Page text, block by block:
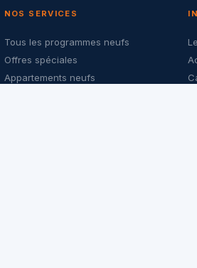
NOS SERVICES
Tous les programmes neufs
Offres spéciales
Appartements neufs